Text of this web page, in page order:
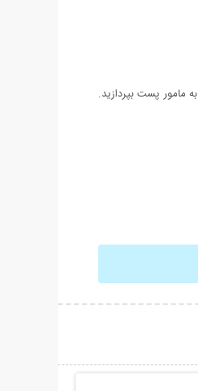
مامور پست بپردازید.